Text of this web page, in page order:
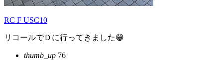
RC F USC10
リコールでＤに行ってきました😁
thumb_up 76